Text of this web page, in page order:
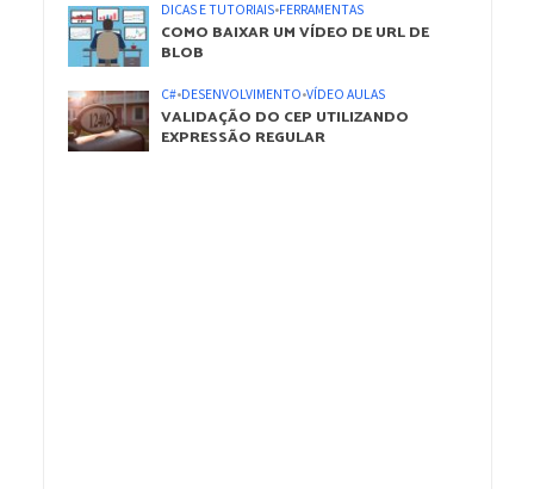
DICAS E TUTORIAIS•FERRAMENTAS
COMO BAIXAR UM VÍDEO DE URL DE
BLOB
C#•DESENVOLVIMENTO•VÍDEO AULAS
VALIDAÇÃO DO CEP UTILIZANDO
EXPRESSÃO REGULAR